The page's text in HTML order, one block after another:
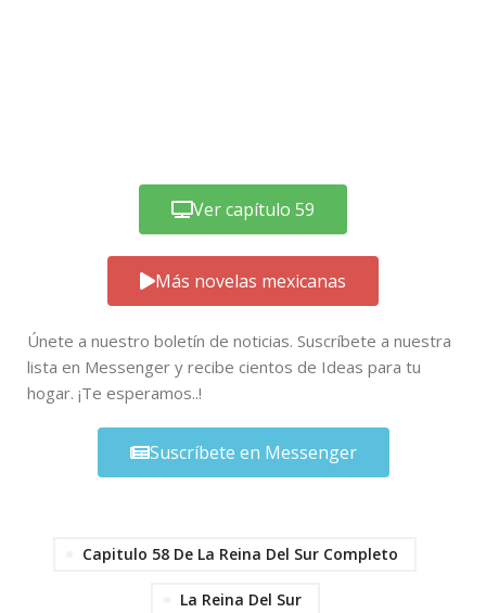
Ver capítulo 59
Más novelas mexicanas
Únete a nuestro boletín de noticias. Suscríbete a nuestra
lista en Messenger y recibe cientos de Ideas para tu
hogar. ¡Te esperamos..!
Suscríbete en Messenger
Capitulo 58 De La Reina Del Sur Completo
La Reina Del Sur